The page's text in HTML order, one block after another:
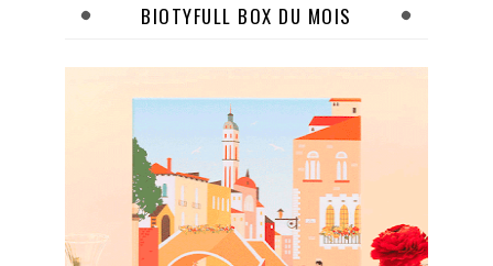
BIOTYFULL BOX DU MOIS